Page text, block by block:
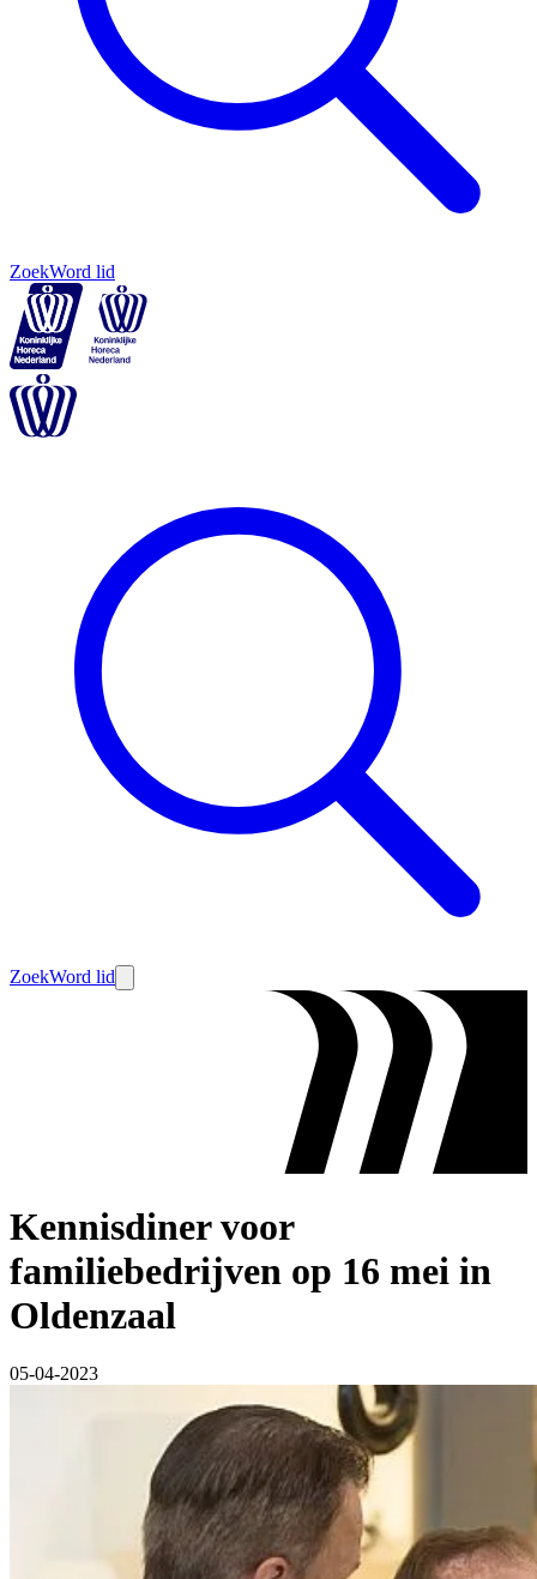
ZoekWord lid
ZoekWord lid
Kennisdiner voor
familiebedrijven op 16 mei in
Oldenzaal
05-04-2023